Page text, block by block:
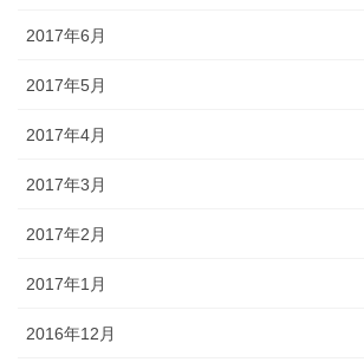
2017年6月
2017年5月
2017年4月
2017年3月
2017年2月
2017年1月
2016年12月